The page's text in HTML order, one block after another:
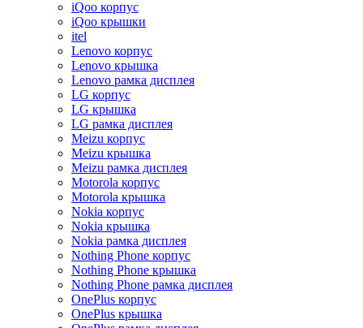
iQoo корпус
iQoo крышки
itel
Lenovo корпус
Lenovo крышка
Lenovo рамка дисплея
LG корпус
LG крышка
LG рамка дисплея
Meizu корпус
Meizu крышка
Meizu рамка дисплея
Motorola корпус
Motorola крышка
Nokia корпус
Nokia крышка
Nokia рамка дисплея
Nothing Phone корпус
Nothing Phone крышка
Nothing Phone рамка дисплея
OnePlus корпус
OnePlus крышка